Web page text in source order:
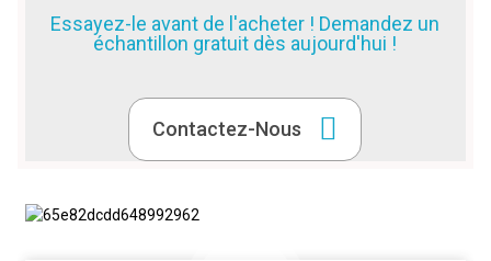
Essayez-le avant de l'acheter ! Demandez un
échantillon gratuit dès aujourd'hui !
Contactez-Nous